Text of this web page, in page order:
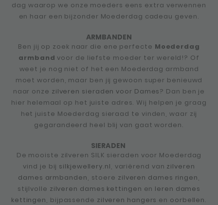
dag waarop we onze moeders eens extra verwennen
en haar een bijzonder Moederdag cadeau geven.
ARMBANDEN
Ben jij op zoek naar die ene perfecte Moederdag
armbandvoor de liefste moeder ter wereld!? Of
weet je nog niet of het een Moederdag armband
moet worden, maar ben jij gewoon super benieuwd
naar onze zilveren sieraden voor Dames? Dan ben je
hier helemaal op het juiste adres. Wij helpen je graag
het juiste Moederdag sieraad te vinden, waar zij
gegarandeerd heel blij van gaat worden.
SIERADEN
De mooiste zilveren SILK sieraden voor Moederdag
vind je bij silkjewellery.nl, variërend van zilveren
dames armbanden, stoere zilveren dames ringen,
stijlvolle zilveren dames kettingen en leren dames
kettingen, bijpassende zilveren hangers en oorbellen.